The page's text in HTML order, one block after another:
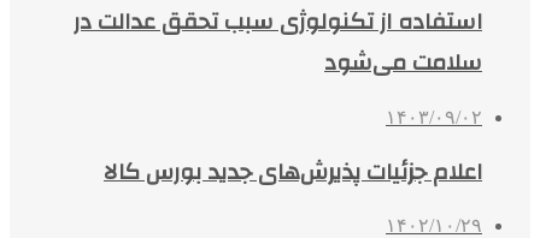
استفاده از تکنولوژی سبب تحقق عدالت در
سلامت می‌شود
۱۴۰۳/۰۹/۰۲
اعلام جزئیات پذیرش‌های جدید بورس کالا
۱۴۰۲/۱۰/۲۹